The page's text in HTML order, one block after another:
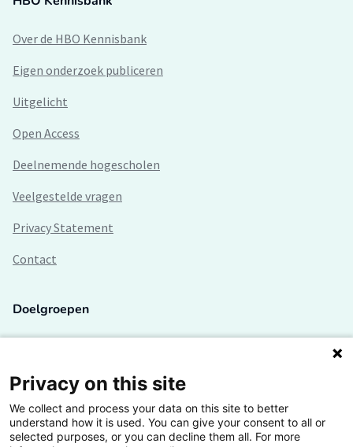
Over de HBO Kennisbank
Eigen onderzoek publiceren
Uitgelicht
Open Access
Deelnemende hogescholen
Veelgestelde vragen
Privacy Statement
Contact
Doelgroepen
Lectoren en onderzoekers
Bedrijven
Hogescholen
Privacy on this site
We collect and process your data on this site to better
understand how it is used. You can give your consent to all or
selected purposes, or you can decline them all. For more